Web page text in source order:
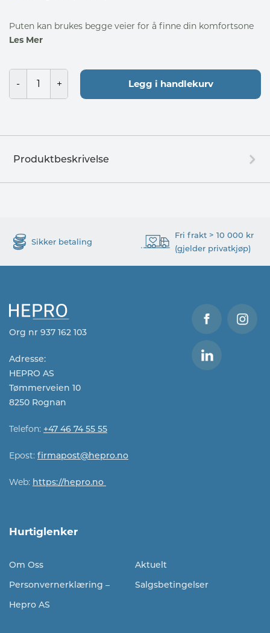
Puten kan brukes begge veier for å finne din komfortsone
Les Mer
Legg i handlekurv
Produktbeskrivelse
Sikker betaling
Fri frakt > 10 000 kr
(gjelder privatkjøp)
Org nr 937 162 103
Adresse:
HEPRO AS
Tømmerveien 10
8250 Rognan
Telefon: +47 46 74 55 55
Epost: firmapost@hepro.no​​
Web: https://hepro.no
Hurtiglenker
Om Oss
Aktuelt
Personvernerklæring –
Hepro AS
Salgsbetingelser